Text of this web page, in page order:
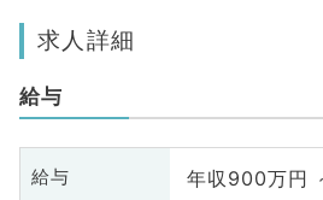
求人詳細
給与
給与 年収900万円